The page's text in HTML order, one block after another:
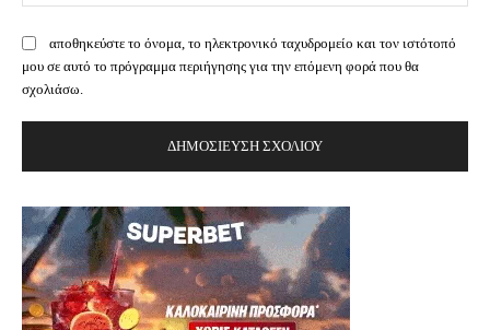
αποθηκεύστε το όνομα, το ηλεκτρονικό ταχυδρομείο και τον ιστότοπό
μου σε αυτό το πρόγραμμα περιήγησης για την επόμενη φορά που θα
σχολιάσω.